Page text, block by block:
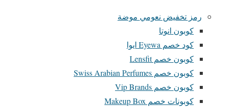
رمز تخفيض نعومي موضة
كوبون انوتا
كود خصم Eyewa ايوا
كوبون خصم Lensfit
كوبون خصم Swiss Arabian Perfumes
كوبون خصم Vip Brands
كوبونات خصم Makeup Box